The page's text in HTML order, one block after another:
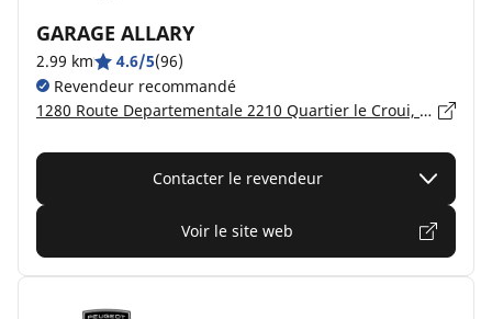
GARAGE ALLARY
2.99 km 4.6/5(96)
Revendeur recommandé
1280 Route Departementale 2210 Quartier le Croui, 06640 ST JEANNET
Contacter le revendeur
Voir le site web